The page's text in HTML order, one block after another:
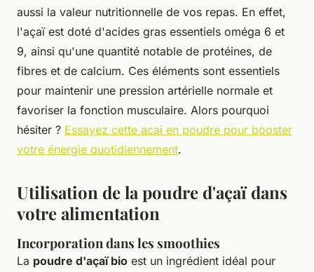
aussi la valeur nutritionnelle de vos repas. En effet,
l'açaï est doté d'acides gras essentiels oméga 6 et
9, ainsi qu'une quantité notable de protéines, de
fibres et de calcium. Ces éléments sont essentiels
pour maintenir une pression artérielle normale et
favoriser la fonction musculaire. Alors pourquoi
hésiter ? Essayez cette acai en poudre pour booster
votre énergie quotidiennement.
Utilisation de la poudre d'açaï dans
votre alimentation
Incorporation dans les smoothies
La poudre d'açaï bio est un ingrédient idéal pour